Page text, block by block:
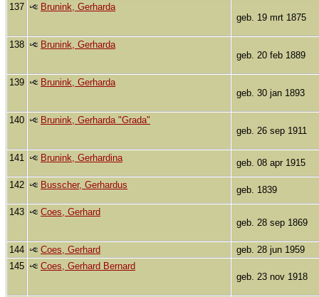
137
Brunink, Gerharda
geb. 19 mrt 1875
138
Brunink, Gerharda
geb. 20 feb 1889
139
Brunink, Gerharda
geb. 30 jan 1893
140
Brunink, Gerharda "Grada"
geb. 26 sep 1911
141 Brunink, Gerhardina geb. 08 apr 1915
142 Busscher, Gerhardus geb. 1839
143
Coes, Gerhard
geb. 28 sep 1869
144 Coes, Gerhard
geb. 28 jun 1959
145
Coes, Gerhard Bernard
geb. 23 nov 1918